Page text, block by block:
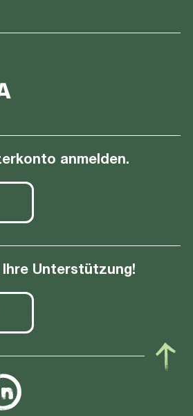
anmelden.
Ihre Unterstützung!